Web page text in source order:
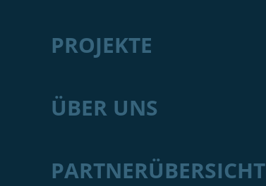
PROJEKTE
ÜBER UNS
PARTNERÜBERSICHT